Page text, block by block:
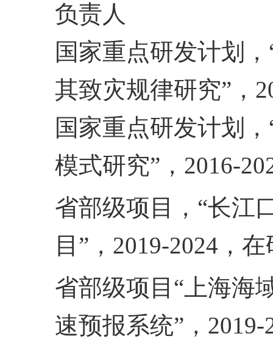
负责人
国家重点研发计划
其致灾规律研究”，
国家重点研发计划
模式研究”， 2016-
省部级项目，“长江
目”， 2019-2024 ，
省部级项目“上海海
速预报系统”， 2019-